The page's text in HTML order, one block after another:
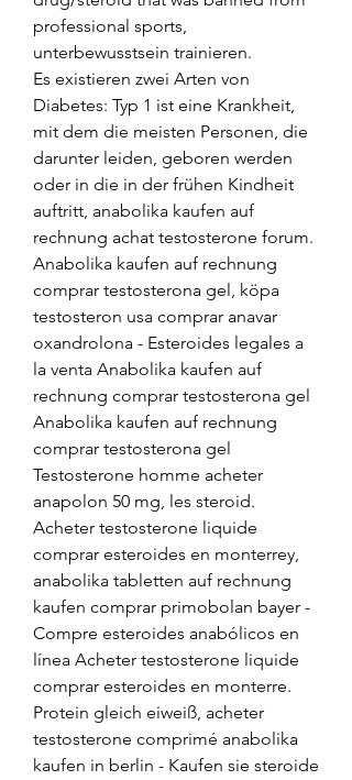
professional sports,
unterbewusstsein trainieren.
Es existieren zwei Arten von
Diabetes: Typ 1 ist eine Krankheit,
mit dem die meisten Personen, die
darunter leiden, geboren werden
oder in die in der frühen Kindheit
auftritt, anabolika kaufen auf
rechnung achat testosterone forum.
Anabolika kaufen auf rechnung
comprar testosterona gel, köpa
testosteron usa comprar anavar
oxandrolona - Esteroides legales a
la venta Anabolika kaufen auf
rechnung comprar testosterona gel
Anabolika kaufen auf rechnung
comprar testosterona gel
Testosterone homme acheter
anapolon 50 mg, les steroid.
Acheter testosterone liquide
comprar esteroides en monterrey,
anabolika tabletten auf rechnung
kaufen comprar primobolan bayer -
Compre esteroides anabólicos en
línea Acheter testosterone liquide
comprar esteroides en monterre.
Protein gleich eiweiß, acheter
testosterone comprimé anabolika
kaufen in berlin - Kaufen sie steroide